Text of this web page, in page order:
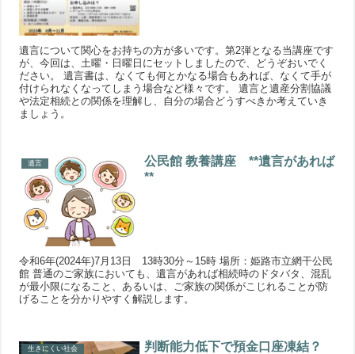
遺言について関心をお持ちの方が多いです。第2弾となる当講座です
が、今回は、土曜・日曜日にセットしましたので、どうぞおいでく
ださい。 遺言書は、なくても何とかなる場合もあれば、なくて手が
付けられなくなってしまう場合など様々です。 遺言と遺産分割協議
や法定相続との関係を理解し、自分の場合どうすべきか考えていき
ましょう。
遺言
公民館 教養講座 **遺言があれば
**
令和6年(2024年)7月13日 13時30分～15時 場所：姫路市立網干公民
館 普通のご家族においても、遺言があれば相続時のドタバタ、混乱
が最小限になること、あるいは、ご家族の関係がこじれることが防
げることを分かりやすく解説します。
生きにくい社会 判断能力低下で預金口座凍結？